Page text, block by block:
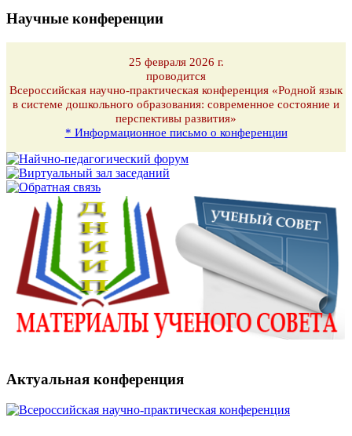
Научные конференции
25 февраля 2026 г.
проводится
Всероссийская научно-практическая конференция «Родной язык
в системе дошкольного образования: современное состояние и
перспективы развития»
* Информационное письмо о конференции
Актуальная конференция